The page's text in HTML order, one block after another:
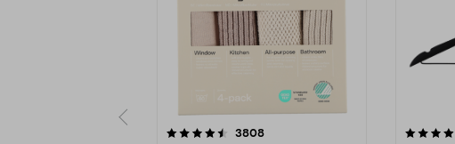
3808anmeldelser
4.5av 5 stjerner